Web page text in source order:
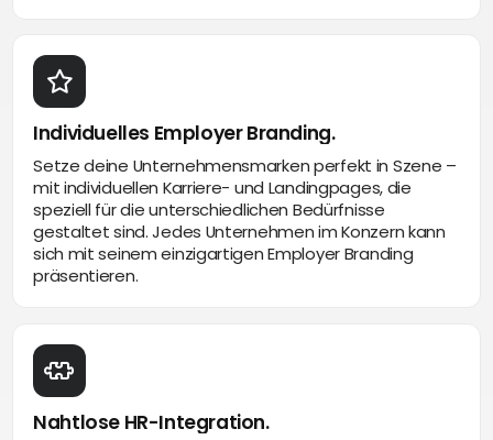
Individuelles Employer Branding.
Setze deine Unternehmensmarken perfekt in Szene –
mit individuellen Karriere- und Landingpages, die
speziell für die unterschiedlichen Bedürfnisse
gestaltet sind. Jedes Unternehmen im Konzern kann
sich mit seinem einzigartigen Employer Branding
präsentieren.
Nahtlose HR-Integration.